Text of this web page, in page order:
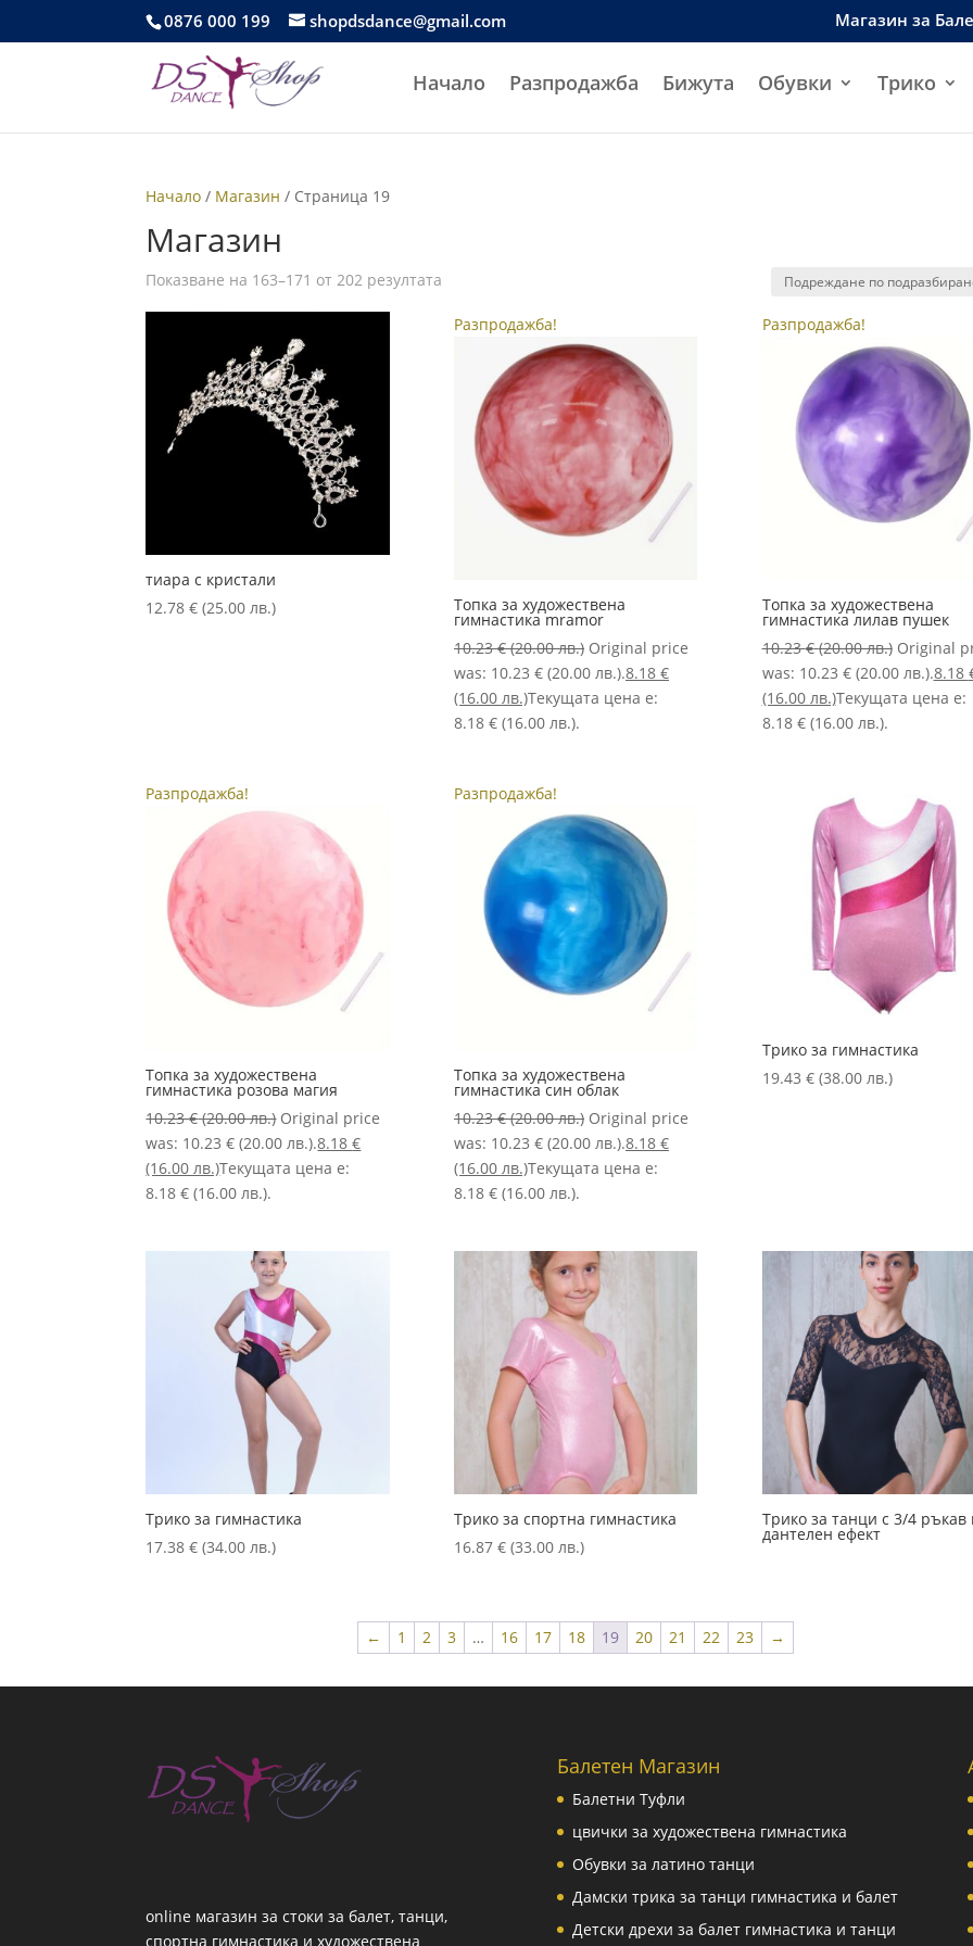
0876 000 199 shopdsdance@gmail.com Магазин за
Начало Разпродажба Бижута Обувки Трико
Начало / Магазин / Страница 19
Магазин
Показване на 163–171 от 202 резултата
тиара с кристали
12.78€ (25.00 лв.)
Разпродажба!
Топка за художествена
гимнастика mramor
10.23€ (20.00 лв.) Original price
was: 10.23 € (20.00 лв.).8.18 €
(16.00 лв.)Текущата цена е:
8.18 € (16.00 лв.).
Разпродажба!
Топка за художествена
гимнастика лилав пушек
10.23€ (20.00 лв.) Original
was: 10.23 € (20.00 лв.).8.18
(16.00 лв.)Текущата цена е:
8.18 € (16.00 лв.).
Разпродажба!
Топка за художествена
гимнастика розова магия
10.23€ (20.00 лв.) Original price
was: 10.23 € (20.00 лв.).8.18€
(16.00 лв.)Текущата цена е:
8.18 € (16.00 лв.).
Разпродажба!
Топка за художествена
гимнастика син облак
10.23€ (20.00 лв.) Original price
was: 10.23 € (20.00 лв.).8.18 €
(16.00 лв.)Текущата цена е:
8.18 € (16.00 лв.).
Трико за гимнастика
19.43 € (38.00 лв.)
Трико за гимнастика
17.38€ (34.00 лв.)
Трико за спортна гимнастика
16.87 € (33.00 лв.)
Трико за танци с 3/4 ръкав
дантелен ефект
← 1 2 3 … 16 17 18 19 20 21 22 23 →
online магазин за стоки за балет, танци,
спортна гимнастика и художествена
Балетен Магазин
Балетни Туфли
цвички за художествена гимнастика
Обувки за латино танци
Дамски трика за танци гимнастика и балет
Детски дрехи за балет гимнастика и танци